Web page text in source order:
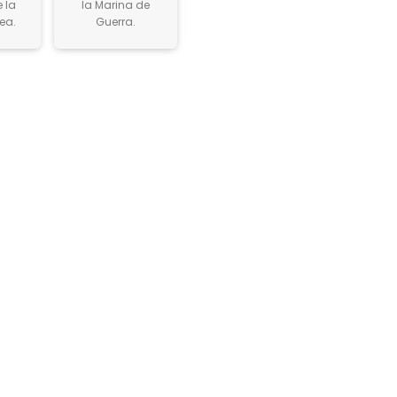
grado de
del
grado de
Teniente Coronel
la
la Marina de
Guerra.